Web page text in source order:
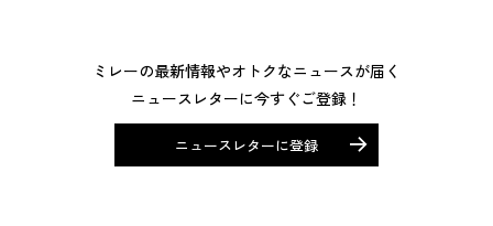
ミレーの最新情報やオトクなニュースが届く
ニュースレターに今すぐご登録！
ニュースレターに登録